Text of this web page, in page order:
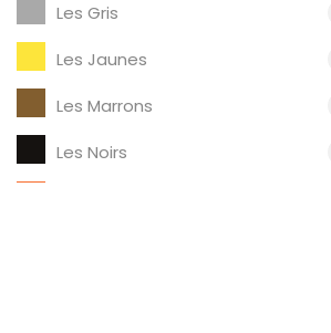
Les Gris
Les Jaunes
Les Marrons
Les Noirs